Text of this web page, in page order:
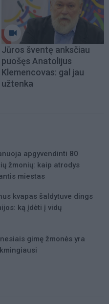
Jūros šventę anksčiau
puošęs Anatolijus
Klemencovas: gal jau
užtenka
apgyvendinti 80
žmonių: kaip atrodys
miestas
kvapas šaldytuve dings
ką įdėti į vidų
gimę žmonės yra